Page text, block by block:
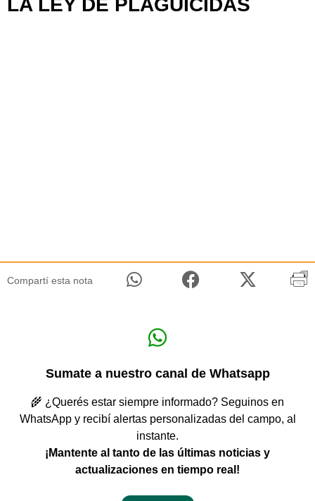
LA LEY DE PLAGUICIDAS
Compartí esta nota
Sumate a nuestro canal de Whatsapp
🌾 ¿Querés estar siempre informado? Seguinos en
WhatsApp y recibí alertas personalizadas del campo, al
instante.
¡Mantente al tanto de las últimas noticias y
actualizaciones en tiempo real!